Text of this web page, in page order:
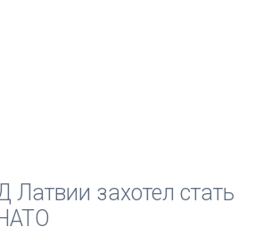
захотел стать